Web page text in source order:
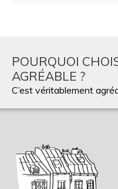
POURQUOI
AGRÉABLE ?
C’est véritablement